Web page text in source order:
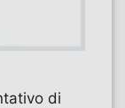
di